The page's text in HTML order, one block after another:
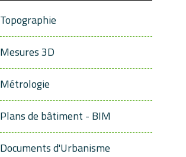
Topographie
Mesures 3D
Métrologie
Plans de bâtiment - BIM
Documents d'Urbanisme